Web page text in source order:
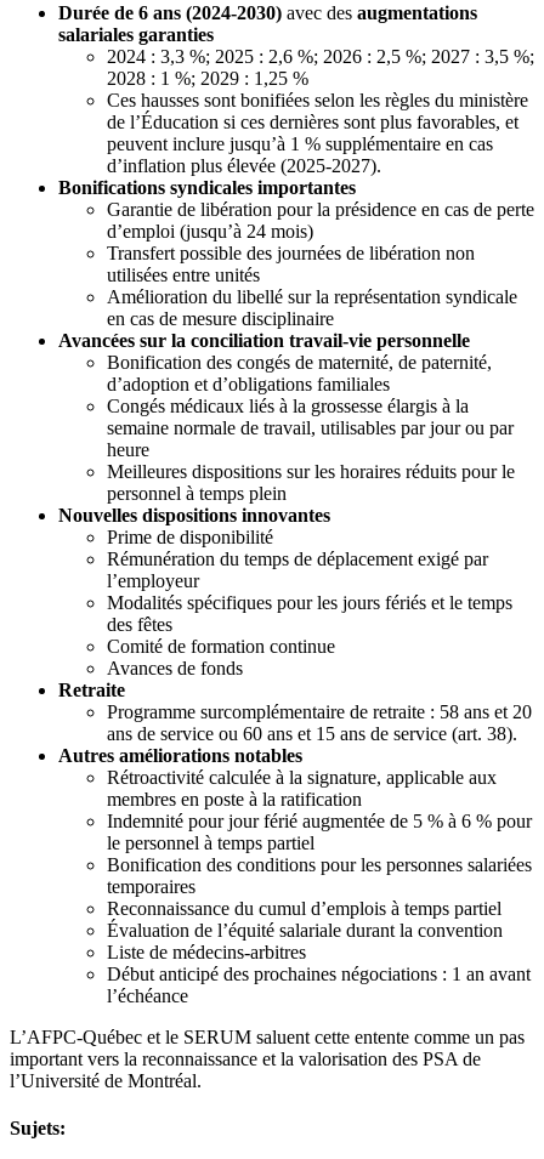
Durée de 6 ans (2024-2030) avec des augmentations
salariales garanties
2024 : 3,3 %; 2025 : 2,6 %; 2026 : 2,5 %; 2027 : 3,5 %;
2028 : 1 %; 2029 : 1,25 %
Ces hausses sont bonifiées selon les règles du ministère
de l’Éducation si ces dernières sont plus favorables, et
peuvent inclure jusqu’à 1 % supplémentaire en cas
d’inflation plus élevée (2025-2027).
Bonifications syndicales importantes
Garantie de libération pour la présidence en cas de perte
d’emploi (jusqu’à 24 mois)
Transfert possible des journées de libération non
utilisées entre unités
Amélioration du libellé sur la représentation syndicale
en cas de mesure disciplinaire
Avancées sur la conciliation travail-vie personnelle
Bonification des congés de maternité, de paternité,
d’adoption et d’obligations familiales
Congés médicaux liés à la grossesse élargis à la
semaine normale de travail, utilisables par jour ou par
heure
Meilleures dispositions sur les horaires réduits pour le
personnel à temps plein
Nouvelles dispositions innovantes
Prime de disponibilité
Rémunération du temps de déplacement exigé par
l’employeur
Modalités spécifiques pour les jours fériés et le temps
des fêtes
Comité de formation continue
Avances de fonds
Retraite
Programme surcomplémentaire de retraite : 58 ans et 20
ans de service ou 60 ans et 15 ans de service (art. 38).
Autres améliorations notables
Rétroactivité calculée à la signature, applicable aux
membres en poste à la ratification
Indemnité pour jour férié augmentée de 5 % à 6 % pour
le personnel à temps partiel
Bonification des conditions pour les personnes salariées
temporaires
Reconnaissance du cumul d’emplois à temps partiel
Évaluation de l’équité salariale durant la convention
Liste de médecins-arbitres
Début anticipé des prochaines négociations : 1 an avant
l’échéance
L’AFPC-Québec et le SERUM saluent cette entente comme un pas
important vers la reconnaissance et la valorisation des PSA de
l’Université de Montréal.
Sujets: